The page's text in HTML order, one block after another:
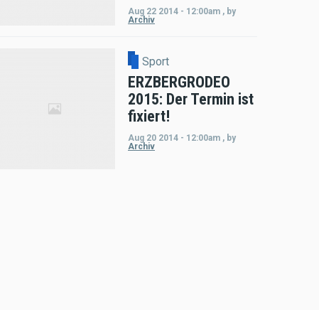
Aug 22 2014 - 12:00am , by
Archiv
Sport
ERZBERGRODEO
2015: Der Termin ist
fixiert!
Aug 20 2014 - 12:00am , by
Archiv